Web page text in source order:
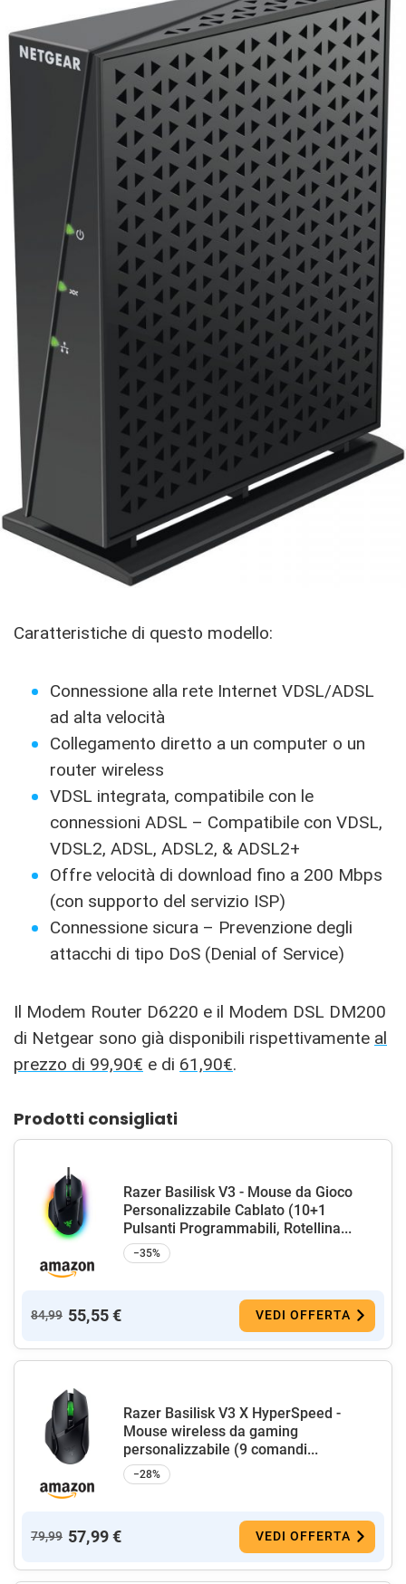
Caratteristiche di questo modello:
Connessione alla rete Internet VDSL/ADSL
ad alta velocità
Collegamento diretto a un computer o un
router wireless
VDSL integrata, compatibile con le
connessioni ADSL – Compatibile con VDSL,
VDSL2, ADSL, ADSL2, & ADSL2+
Offre velocità di download fino a 200 Mbps
(con supporto del servizio ISP)
Connessione sicura – Prevenzione degli
attacchi di tipo DoS (Denial of Service)
Il Modem Router D6220 e il Modem DSL DM200
di Netgear sono già disponibili rispettivamente al
prezzo di 99,90€ e di 61,90€.
Prodotti consigliati
Razer Basilisk V3 - Mouse da Gioco
Personalizzabile Cablato (10+1
Pulsanti Programmabili, Rotellina...
−35%
84,99 55,55 € VEDI OFFERTA
Razer Basilisk V3 X HyperSpeed -
Mouse wireless da gaming
personalizzabile (9 comandi...
−28%
79,99 57,99 € VEDI OFFERTA